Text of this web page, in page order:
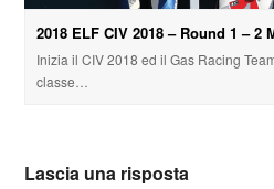
2018 ELF CIV 2018 – Round 1 – 2
Inizia il CIV 2018 ed il Gas Racing
classe…
Lascia una risposta